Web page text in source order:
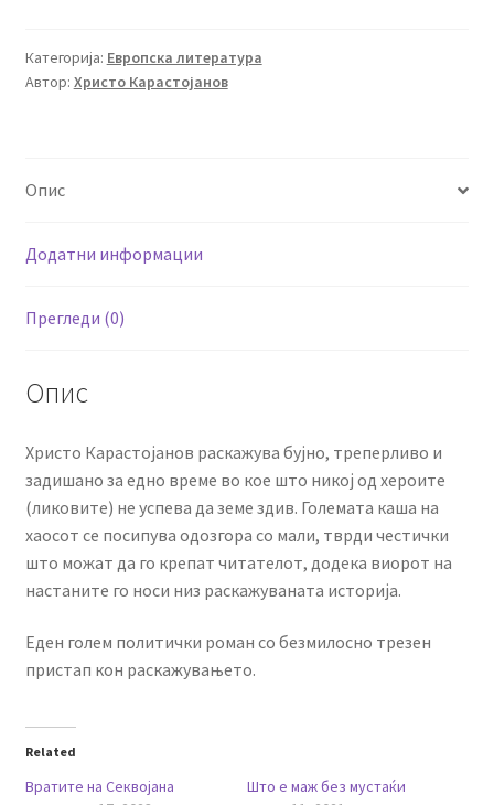
количина
Категорија: Европска литература
Автор: Христо Карастојанов
Опис
Додатни информации
Прегледи (0)
Опис
Христо Карастојанов раскажува бујно, треперливо и
задишано за едно време во кое што никој од хероите
(ликовите) не успева да земе здив. Големата каша на
хаосот се посипува одозгора со мали, тврди честички
што можат да го крепат читателот, додека виорот на
настаните го носи низ раскажуваната историја.
Еден голем политички роман со безмилосно трезен
пристап кон раскажувањето.
Related
Вратите на Секвојана
Што е маж без мустаќи